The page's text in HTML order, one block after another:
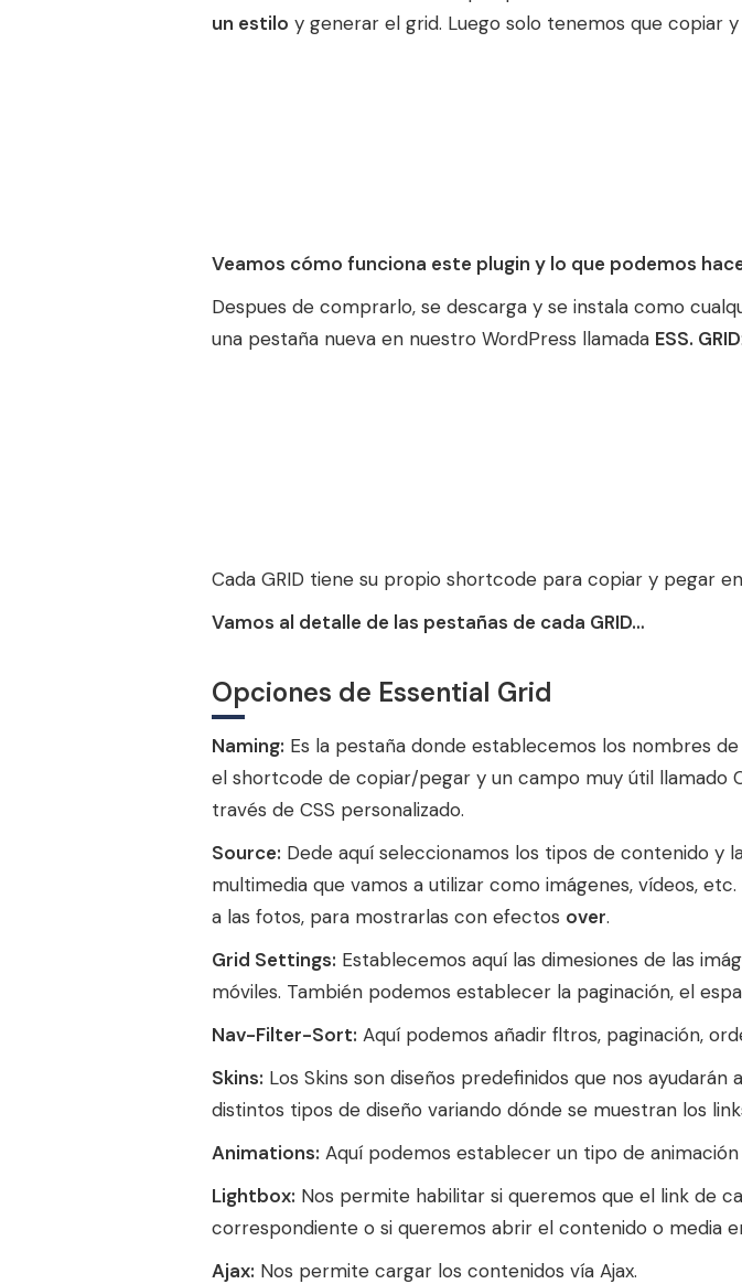
un estilo y generar el grid. Luego solo tenemos que copiar y
Veamos cómo funciona este plugin y lo que podemos
Despues de comprarlo, se descarga y se instala como
una pestaña nueva en nuestro WordPress llamada ESS. GRID:
Cada GRID tiene su propio shortcode para copiar y pegar
Vamos al detalle de las pestañas de cada GRID…
Opciones de Essential Grid
Naming: Es la pestaña donde establecemos los nombres
el shortcode de copiar/pegar y un campo muy útil llamado
través de CSS personalizado.
Source: Dede aquí seleccionamos los tipos de contenido y
multimedia que vamos a utilizar como imágenes, vídeos,
a las fotos, para mostrarlas con efectos over.
Grid Settings: Establecemos aquí las dimesiones de las
móviles. También podemos establecer la paginación, el
Nav-Filter-Sort: Aquí podemos añadir fltros, paginación,
Skins: Los Skins son diseños predefinidos que nos
distintos tipos de diseño variando dónde se muestran los
Animations: Aquí podemos establecer un tipo de
Lightbox: Nos permite habilitar si queremos que el link de
correspondiente o si queremos abrir el contenido o media
Ajax: Nos permite cargar los contenidos vía Ajax.